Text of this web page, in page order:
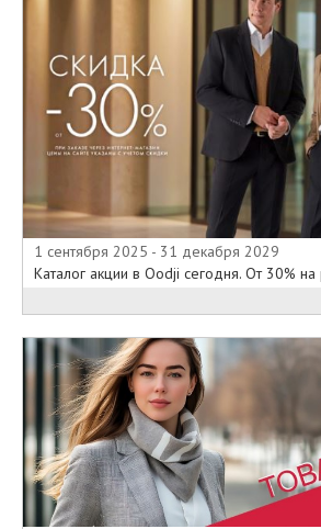
1 сентября 2025 - 31 декабря 2029
Каталог акции в Oodji сегодня. От 30% на